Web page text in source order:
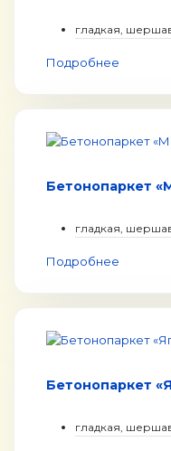
гладкая,
Подробнее
Бетонопаркет
гладкая,
Подробнее
Бетонопаркет
гладкая,